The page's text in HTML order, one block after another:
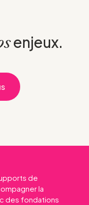
enjeux.
de
la
des fondations